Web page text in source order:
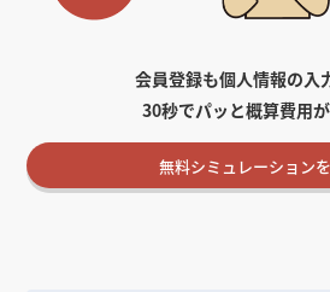
会員登録も個人情報の入
30秒でパッと概算費用
無料シミュレーション